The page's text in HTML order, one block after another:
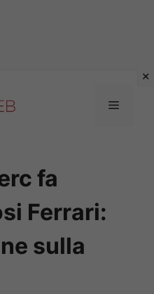
Menu
fa
Ferrari:
sulla